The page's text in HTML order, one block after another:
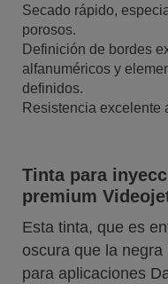
Secado rápido,
porosos.
Definición de bordes
alfanuméricos y
definidos.
Resistencia excelente
Tinta para
premium
Esta tinta, que es
oscura que la
para aplicaciones